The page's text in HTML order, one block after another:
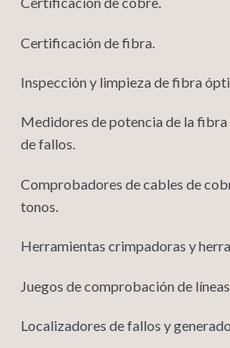
Certificación de fibra.
Inspección y limpieza de fibra
Medidores de potencia de la
de fallos.
Comprobadores de cables de
tonos.
Herramientas crimpadoras y
Juegos de comprobación de
Localizadores de fallos y